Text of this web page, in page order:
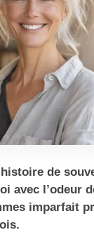
de
avec l’odeur
imparfait